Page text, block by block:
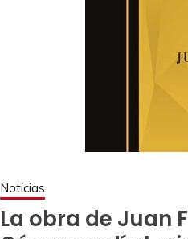
Noticias
La obra de Juan